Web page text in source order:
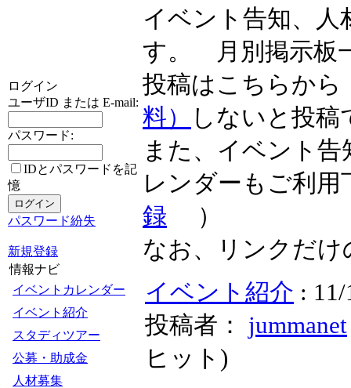
ログイン
ユーザID または E-mail:
パスワード:
IDとパスワードを記
憶
パスワード紛失
新規登録
情報ナビ
イベントカレンダー
イベント紹介
スタディツアー
公募・助成金
人材募集
イベント告知、人
す。 月別掲示
投稿はこちらか
料）
しないと投
また、イベント
レンダーもご利
録 ）
なお、リンクだ
イベント紹介 :
投稿者： jummanet
ヒット )